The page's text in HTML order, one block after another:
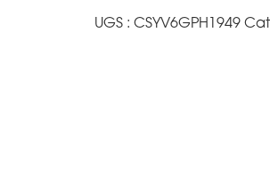
UGS : CSYV6GPH1949